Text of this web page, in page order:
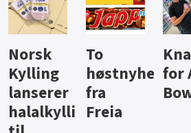
Knalltall
for Açai
Bowl
Aass vil
bli
førstevalg
i lite-